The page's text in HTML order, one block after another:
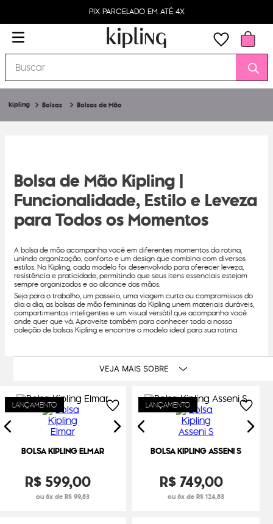
PIX PARCELADO EM ATÉ 4X
Buscar
Bolsas Bolsas de Mão
Bolsa de Mão Kipling |
Funcionalidade, Estilo e Leveza
para Todos os Momentos
A bolsa de mão acompanha você em diferentes momentos da rotina,
unindo organização, conforto e um design que combina com diversos
estilos. Na Kipling, cada modelo foi desenvolvido para oferecer leveza,
resistência e praticidade, permitindo que seus itens essenciais estejam
sempre organizados e ao alcance das mãos.
Seja para o trabalho, um passeio, uma viagem curta ou compromissos do
dia a dia, as bolsas de mão femininas da Kipling unem materiais duráveis,
compartimentos inteligentes e um visual versátil que acompanha você
onde quer que vá. Aproveite também para conhecer toda a nossa
coleção de bolsas Kipling e encontre o modelo ideal para sua rotina.
VEJA MAIS SOBRE
LANÇAMENTO
BOLSA KIPLING ELMAR
R$599,00
ou 6x de R$ 99,83
LANÇAMENTO
BOLSA KIPLING ASSENI S
R$749,00
ou 6x de R$ 124,83